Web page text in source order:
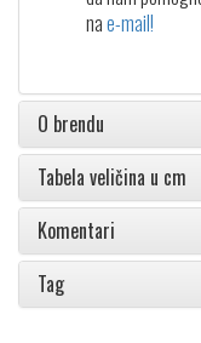
nae-mail!
O brendu
Tabela veličina u cm
Komentari
Tag